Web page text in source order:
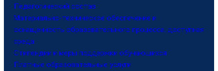
Педагогический состав
Материально-техническое обеспечение и
оснащенность образовательного процесса. доступная
среда
Стипендии и меры поддержки обучающихся
Платные образовательные услуги